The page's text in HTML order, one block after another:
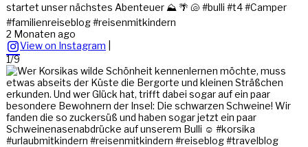
startet unser nächstes Abenteuer ⛰️ 🌴 🐚 #bulli #t4 #Camper
#familienreiseblog #reisenmitkindern
2 Monaten ago
View on Instagram
1/9